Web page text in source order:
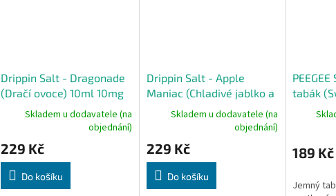
Drippin Salt - Dragonade
(Dračí ovoce) 10ml 10mg
Skladem u dodavatele (na
objednání)
229 Kč
Do košíku
Drippin Salt - Apple
Maniac (Chladivé jablko a
kyselé kiwi) 10ml 10mg
Skladem u dodavatele (na
objednání)
229 Kč
Do košíku
tabák
189 Kč
Jemný